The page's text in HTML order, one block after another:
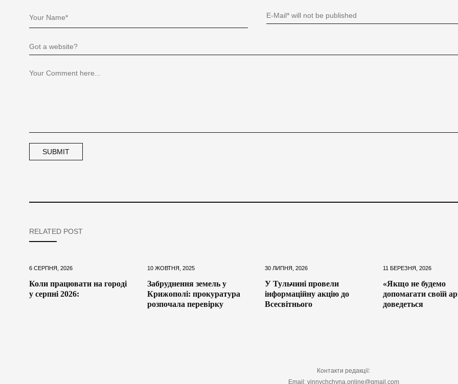
RELATED POST
6 СЕРПНЯ, 2026
Коли працювати на городі
у серпні 2026:
10 ЖОВТНЯ, 2025
Забруднення земель у
Крижополі: прокуратура
розпочала перевірку
30 ЛИПНЯ, 2026
У Тульчині провели
інформаційну акцію до
Всесвітнього
11 БЕРЕЗНЯ, 2026
«Якщо не будемо
допомагати своїй
доведеться
Контакти редакції:
Email: vinnychchyna.online@gmail.com